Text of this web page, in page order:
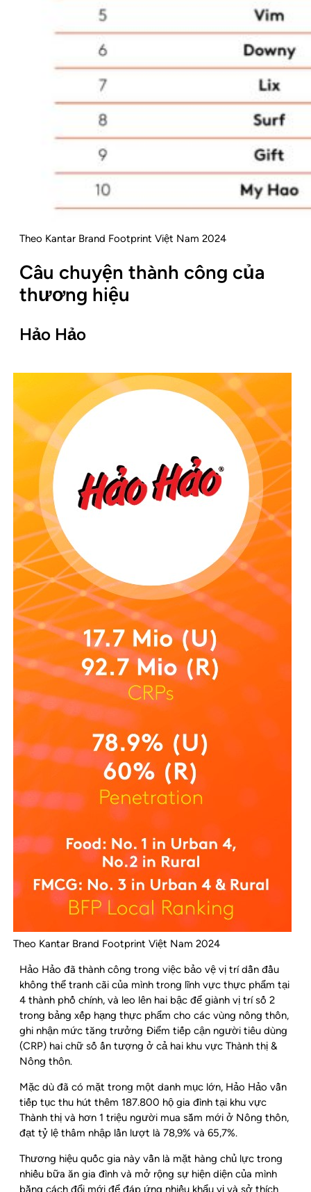
Theo Kantar Brand Footprint Việt Nam 2024
Câu chuyện thành công của
thương hiệu
Hảo Hảo
Theo Kantar Brand Footprint Việt Nam 2024
Hảo Hảo đã thành công trong việc bảo vệ vị trí dẫn đầu
không thể tranh cãi của mình trong lĩnh vực thực phẩm tại
4 thành phố chính, và leo lên hai bậc để giành vị trí số 2
trong bảng xếp hạng thực phẩm cho các vùng nông thôn,
ghi nhận mức tăng trưởng Điểm tiếp cận người tiêu dùng
(CRP) hai chữ số ấn tượng ở cả hai khu vực Thành thị &
Nông thôn.
Mặc dù đã có mặt trong một danh mục lớn, Hảo Hảo vẫn
tiếp tục thu hút thêm 187.800 hộ gia đình tại khu vực
Thành thị và hơn 1 triệu người mua sắm mới ở Nông thôn,
đạt tỷ lệ thâm nhập lần lượt là 78,9% và 65,7%.
Thương hiệu quốc gia này vẫn là mặt hàng chủ lực trong
nhiều bữa ăn gia đình và mở rộng sự hiện diện của mình
bằng cách đổi mới để đáp ứng nhiều khẩu vị và sở thích